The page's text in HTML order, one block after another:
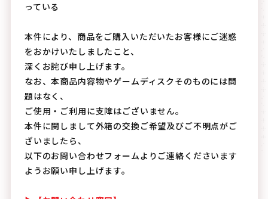
っている
本件により、商品をご購入いただいたお客様にご迷惑
をおかけいたしましたこと、
深くお詫び申し上げます。
なお、本商品内容物やゲームディスクそのものには問
題はなく、
ご使用・ご利用に支障はございません。
本件に関しまして外箱の交換ご希望及びご不明点がご
ざいましたら、
以下のお問い合わせフォームよりご連絡くださいます
ようお願い申し上げます。